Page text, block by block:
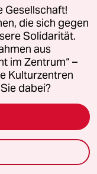
Gesellschaft!
die sich gegen
Solidarität.
aus
im Zentrum“ –
Kulturzentren
dabei?